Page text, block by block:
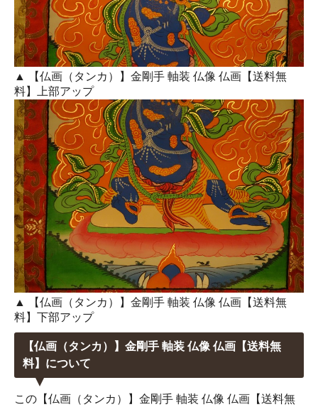
▲ 【仏画（タンカ）】金剛手 軸装 仏像 仏画【送料無
料】上部アップ
▲ 【仏画（タンカ）】金剛手 軸装 仏像 仏画【送料無
料】下部アップ
【仏画（タンカ）】金剛手 軸装 仏像 仏画【送料無
料】について
この【仏画（タンカ）】金剛手 軸装 仏像 仏画【送料無